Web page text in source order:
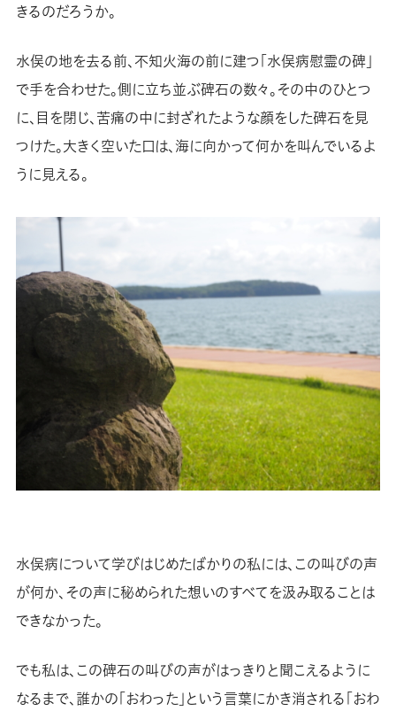
きるのだろうか。
水俣の地を去る前、不知火海の前に建つ「水俣病慰霊の碑」
で手を合わせた。側に立ち並ぶ碑石の数々。その中のひとつ
に、目を閉じ、苦痛の中に封ざれたような顔をした碑石を見
つけた。大きく空いた口は、海に向かって何かを叫んでいるよ
うに見える。
水俣病について学びはじめたばかりの私には、この叫びの声
が何か、その声に秘められた想いのすべてを汲み取ることは
できなかった。
でも私は、この碑石の叫びの声がはっきりと聞こえるように
なるまで、誰かの「おわった」という言葉にかき消される「おわ